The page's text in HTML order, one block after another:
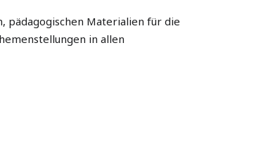
pädagogischen Materialien für die
in allen